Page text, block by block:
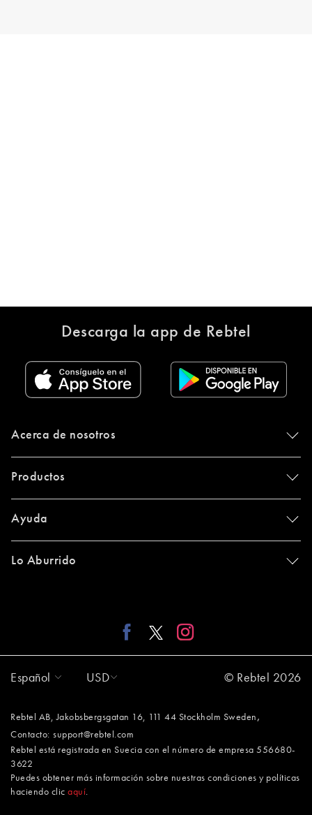
Descarga la app de Rebtel
Acerca de nosotros
Productos
Ayuda
Lo Aburrido
Español USD © Rebtel 2026
Rebtel AB, Jakobsbergsgatan 16, 111 44 Stockholm Sweden ,
Contacto: support@rebtel.com
Rebtel está registrada en Suecia con el número de empresa 556680-
3622
Puedes obtener más información sobre nuestras condiciones y políticas
haciendo clic aquí.